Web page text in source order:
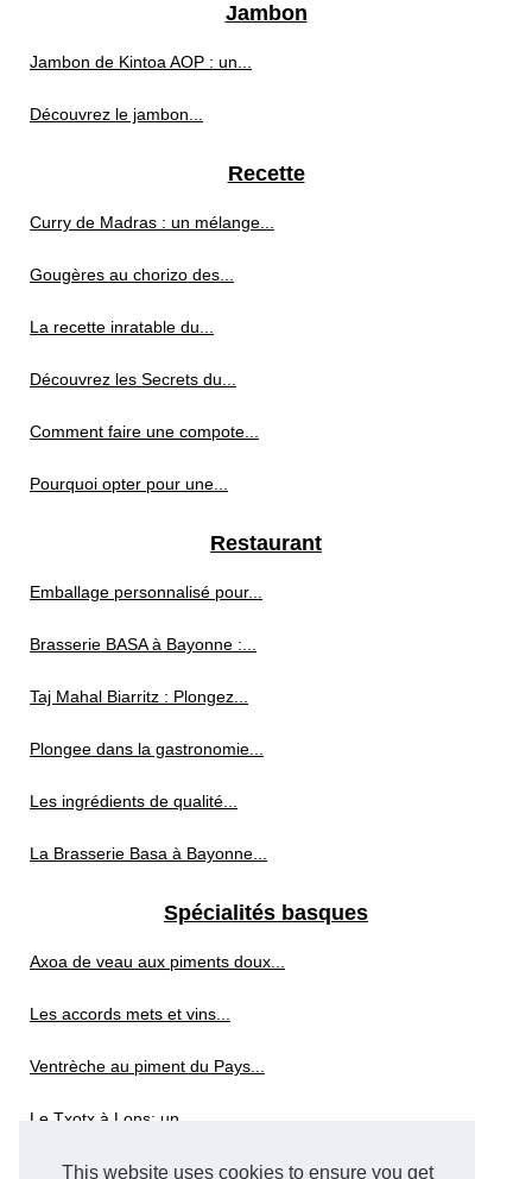
This website uses cookies to ensure you get
Jambon
Jambon de Kintoa AOP : un...
Découvrez le jambon...
Recette
Curry de Madras : un mélange...
Gougères au chorizo des...
La recette inratable du...
Découvrez les Secrets du...
Comment faire une compote...
Pourquoi opter pour une...
Restaurant
Emballage personnalisé pour...
Brasserie BASA à Bayonne :...
Taj Mahal Biarritz : Plongez...
Plongee dans la gastronomie...
Les ingrédients de qualité...
La Brasserie Basa à Bayonne...
Spécialités basques
Axoa de veau aux piments doux...
Les accords mets et vins...
Ventrèche au piment du Pays...
Le Txotx à Lons: un...